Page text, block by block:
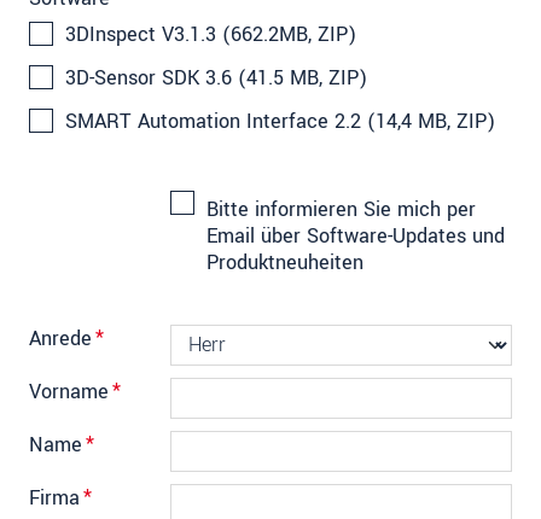
3DInspect V3.1.3 (662.2MB, ZIP)
3D-Sensor SDK 3.6 (41.5 MB, ZIP)
SMART Automation Interface 2.2 (14,4 MB, ZIP)
Bitte informieren Sie mich per
Email über Software-Updates und
Produktneuheiten
Anrede*
Vorname*
Name*
Firma*